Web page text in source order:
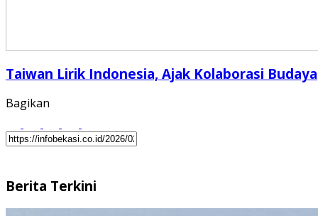
Taiwan Lirik Indonesia, Ajak Kolaborasi Budaya
Bagikan
Berita Terkini